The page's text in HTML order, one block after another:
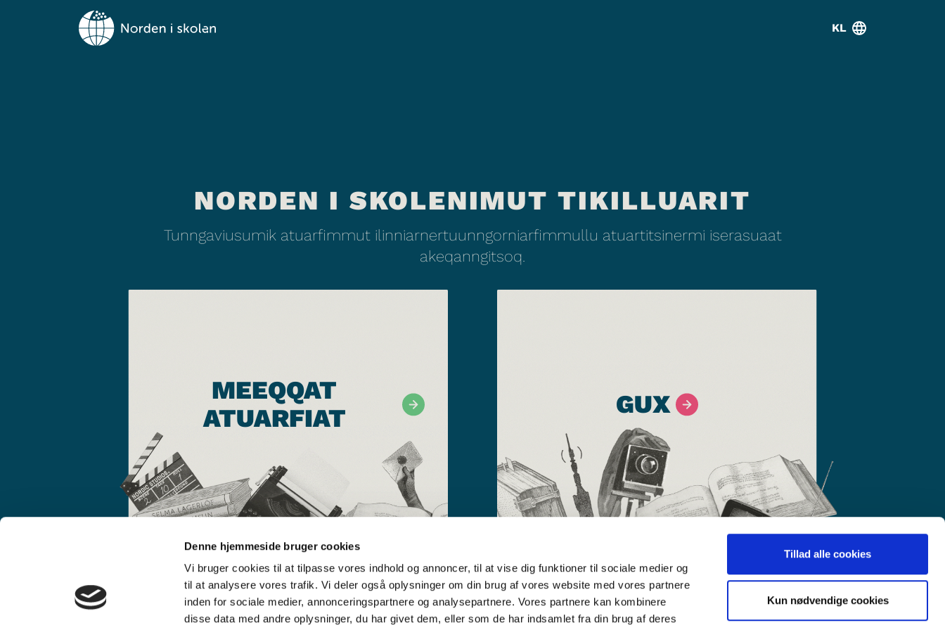
Denne hjemmeside bruger cookies
Vi bruger cookies til at tilpasse vores indhold og annoncer, til at vise dig funktioner til sociale medier og
til at analysere vores trafik. Vi deler også oplysninger om din brug af vores website med vores partnere
inden for sociale medier, annonceringspartnere og analysepartnere. Vores partnere kan kombinere
disse data med andre oplysninger, du har givet dem, eller som de har indsamlet fra din brug af deres
Tillad alle cookies
Kun nødvendige cookies
KL
NORDEN I SKOLENIMUT TIKILLUARIT
Tunngaviusumik atuarfimmut ilinniarnertuunngorniarfimmullu atuartitsinermi iserasuaat
akeqanngitsoq.
MEEQQAT
ATUARFIAT
GUX